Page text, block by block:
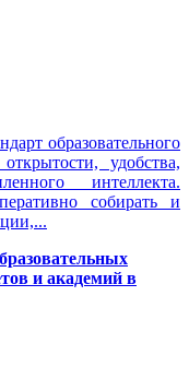
образовательного
удобства,
интеллекта.
собирать и
и академий в